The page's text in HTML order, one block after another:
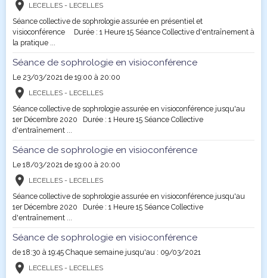
LECELLES - LECELLES
Séance collective de sophrologie assurée en présentiel et
visioconférence Durée : 1 Heure 15 Séance Collective d'entraînement à
la pratique ...
Séance de sophrologie en visioconférence
Le 23/03/2021 de 19:00 à 20:00
LECELLES - LECELLES
Séance collective de sophrologie assurée en visioconférence jusqu'au
1er Décembre 2020 Durée : 1 Heure 15 Séance Collective
d'entraînement ...
Séance de sophrologie en visioconférence
Le 18/03/2021 de 19:00 à 20:00
LECELLES - LECELLES
Séance collective de sophrologie assurée en visioconférence jusqu'au
1er Décembre 2020 Durée : 1 Heure 15 Séance Collective
d'entraînement ...
Séance de sophrologie en visioconférence
de 18:30 à 19:45 Chaque semaine jusqu'au : 09/03/2021
LECELLES - LECELLES